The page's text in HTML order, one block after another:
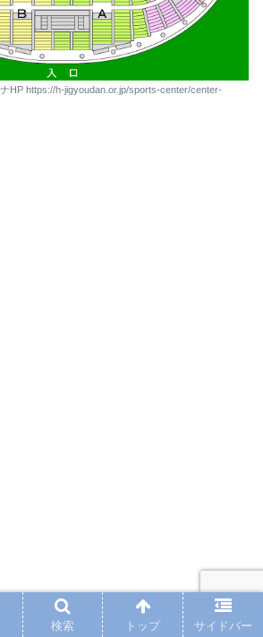
HP https://h-jigyoudan.or.jp/sports-center/center-
検索 トップ サイドバー